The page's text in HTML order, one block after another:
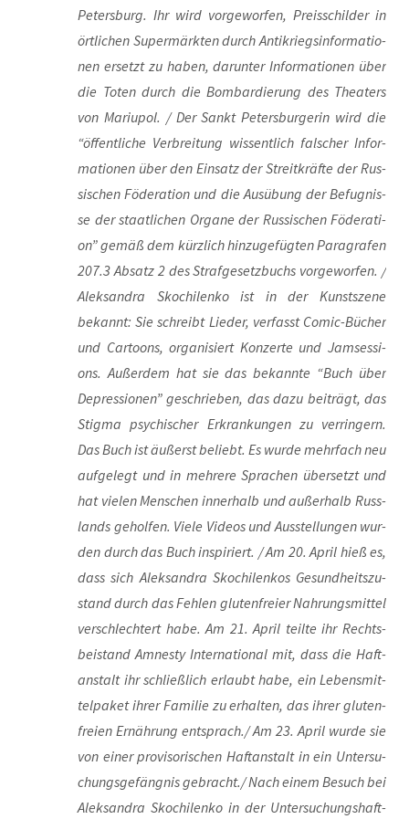
Peters­burg. Ihr wird vor­ge­wor­fen, Preis­schil­der in
ört­li­chen Super­märk­ten durch Anti­kriegs­in­for­ma­tio­
nen ersetzt zu haben, dar­un­ter Infor­ma­tio­nen über
die Toten durch die Bom­bar­die­rung des Thea­ters
von Mariu­pol. / Der Sankt Peters­bur­ge­rin wird die
“öffent­li­che Ver­brei­tung wis­sent­lich fal­scher Infor­
ma­tio­nen über den Ein­satz der Streit­kräf­te der Rus­
si­schen Föde­ra­ti­on und die Aus­übung der Befug­nis­
se der staat­li­chen Orga­ne der Rus­si­schen Föde­ra­ti­
on” gemäß dem kürz­lich hin­zu­ge­füg­ten Para­gra­fen
207.3 Absatz 2 des Straf­ge­setz­buchs vor­ge­wor­fen. /
Alek­san­dra Skoch­i­len­ko ist in der Kunst­sze­ne
bekannt: Sie schreibt Lie­der, ver­fasst Comic-Bücher
und Car­toons, orga­ni­siert Kon­zer­te und Jam­ses­si­
ons. Außer­dem hat sie das bekann­te “Buch über
Depres­sio­nen” geschrie­ben, das dazu bei­trägt, das
Stig­ma psy­chi­scher Erkran­kun­gen zu ver­rin­gern.
Das Buch ist äußerst beliebt. Es wur­de mehr­fach neu
auf­ge­legt und in meh­re­re Spra­chen über­setzt und
hat vie­len Men­schen inner­halb und außer­halb Russ­
lands gehol­fen. Vie­le Vide­os und Aus­stel­lun­gen wur­
den durch das Buch inspi­riert. / Am 20. April hieß es,
dass sich Alek­san­dra Skoch­i­len­kos Gesund­heits­zu­
stand durch das Feh­len glu­ten­frei­er Nah­rungs­mit­tel
ver­schlech­tert habe. Am 21. April teil­te ihr Rechts­
bei­stand Amnes­ty Inter­na­tio­nal mit, dass die Haft­
an­stalt ihr schließ­lich erlaubt habe, ein Lebens­mit­
tel­pa­ket ihrer Fami­lie zu erhal­ten, das ihrer glu­ten­
frei­en Ernäh­rung entsprach./ Am 23. April wur­de sie
von einer pro­vi­so­ri­schen Haft­an­stalt in ein Unter­su­
chungs­ge­fäng­nis gebracht./ Nach einem Besuch bei
Alek­san­dra Skoch­i­len­ko in der Unter­su­chungs­haft­